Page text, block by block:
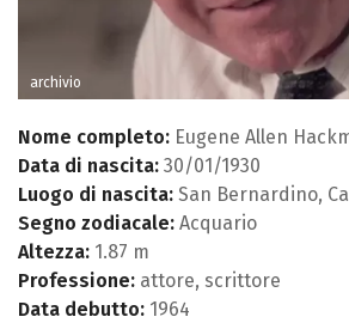
archivio
Nome completo: Eugene Allen
Data di nascita: 30/01/1930
Luogo di nascita: San Bernardino,
Segno zodiacale: Acquario
Altezza: 1.87 m
Professione: attore, scrittore
Data debutto: 1964